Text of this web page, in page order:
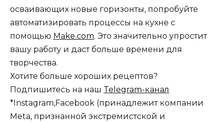
осваивающих новые горизонты, попробуйте
автоматизировать процессы на кухне с
помощью Make.com. Это значительно упростит
вашу работу и даст больше времени для
творчества.
Хотите больше хороших рецептов?
Подпишитесь на наш Telegram-канал
*Instagram,Facebook (принадлежит компании
Meta, признанной экстремистской и